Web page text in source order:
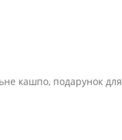
кашпо, подарунок для